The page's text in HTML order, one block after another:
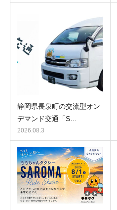
静岡県長泉町の交流型オン
デマンド交通「S…
2026.08.3